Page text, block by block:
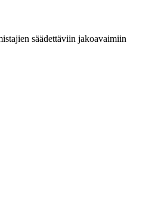
säädettäviin jakoavaimiin